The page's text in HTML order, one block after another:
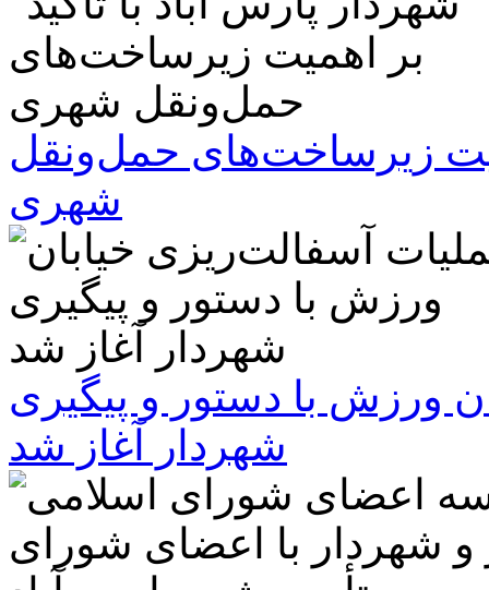
زیرساخت‌های حمل‌ونقل
شهری
ورزش با دستور و پیگیری
شهردار آغاز شد